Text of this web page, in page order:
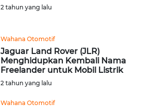
2 tahun yang lalu
Wahana Otomotif
Jaguar Land Rover (JLR)
Menghidupkan Kembali Nama
Freelander untuk Mobil Listrik
2 tahun yang lalu
Wahana Otomotif